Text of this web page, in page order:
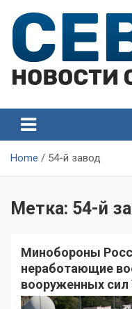
content
Севастополя
Севастополя
Home 54-й завод
Метка: 54-й
Минобороны
неработающие
вооруженных сил